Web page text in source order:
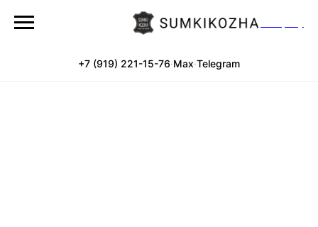
+7 (919) 221-15-76·Max·Telegram